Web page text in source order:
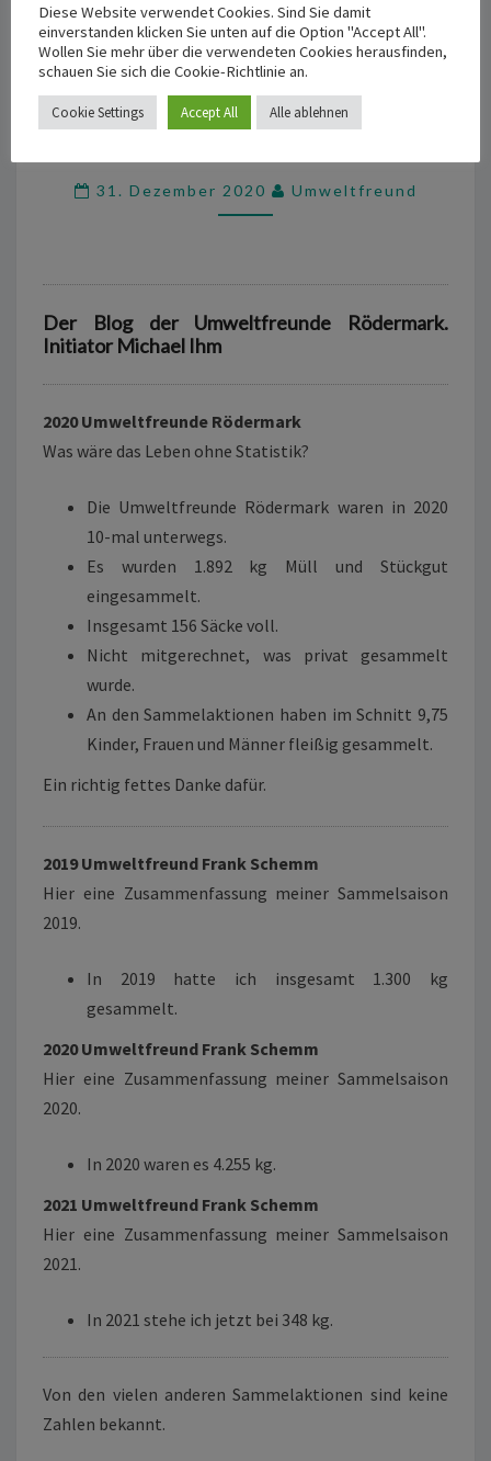
STATISTIK
/
2020
31. Dezember 2020 Umweltfreund
Der Blog der Umweltfreunde Rödermark.
Initiator Michael Ihm
2020 Umweltfreunde Rödermark
Was wäre das Leben ohne Statistik?
Die Umweltfreunde Rödermark waren in 2020
10-mal unterwegs.
Es wurden 1.892 kg Müll und Stückgut
eingesammelt.
Insgesamt 156 Säcke voll.
Nicht mitgerechnet, was privat gesammelt
wurde.
An den Sammelaktionen haben im Schnitt 9,75
Kinder, Frauen und Männer fleißig gesammelt.
Ein richtig fettes Danke dafür.
2019 Umweltfreund Frank Schemm
Hier eine Zusammenfassung meiner Sammelsaison
2019.
In 2019 hatte ich insgesamt 1.300 kg
gesammelt.
2020 Umweltfreund Frank Schemm
Hier eine Zusammenfassung meiner Sammelsaison
2020.
In 2020 waren es 4.255 kg.
2021 Umweltfreund Frank Schemm
Hier eine Zusammenfassung meiner Sammelsaison
2021.
In 2021 stehe ich jetzt bei 348 kg.
Von den vielen anderen Sammelaktionen sind keine
Zahlen bekannt.
Diese Website verwendet Cookies. Sind Sie damit
einverstanden klicken Sie unten auf die Option "Accept All".
Wollen Sie mehr über die verwendeten Cookies herausfinden,
schauen Sie sich die Cookie-Richtlinie an.
Cookie Settings Accept All Alle ablehnen